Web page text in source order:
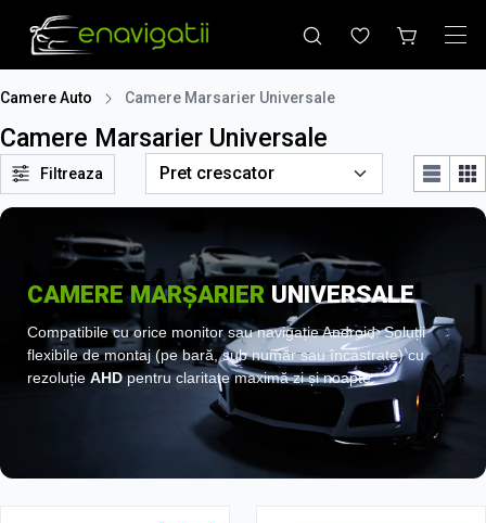
Camere Auto Camere Marsarier Universale
Camere Marsarier Universale
Filtreaza
CAMERE MARȘARIER UNIVERSALE
Compatibile cu orice monitor sau navigație Android. Soluții
flexibile de montaj (pe bară, sub număr sau încastrate) cu
rezoluțieAHDpentru claritate maximă zi și noapte.